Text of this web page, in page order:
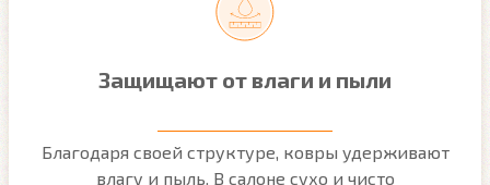
Защищают от влаги и пыли
Благодаря своей структуре, ковры удерживают
влагу и пыль. В салоне сухо и чисто